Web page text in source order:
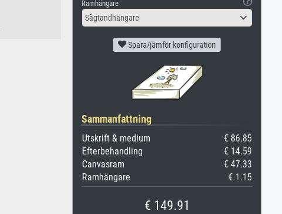
Ramhängare
Sågtandhängare
Spara/jämför konfiguration
Sammanfattning
Utskrift & medium
€ 86.85
Efterbehandling
€ 14.59
Canvasram
€ 47.33
Ramhängare
€ 1.15
€ 149.91